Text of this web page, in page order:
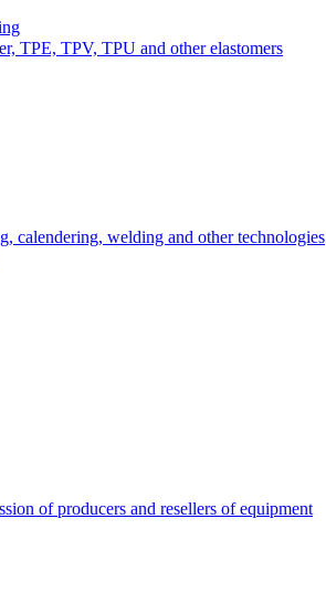
TPE, TPV, TPU and other elastomers
calendering, welding and other technologies
of producers and resellers of equipment